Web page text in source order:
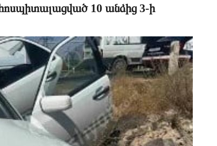
10 անձից 3-ի